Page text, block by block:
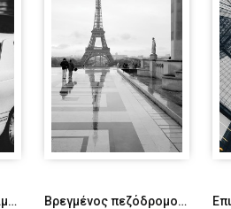
Λευκό αμερικάνικο αμάξι Βρεγμένος πεζόδρομος στον πύργο του Άιφελ